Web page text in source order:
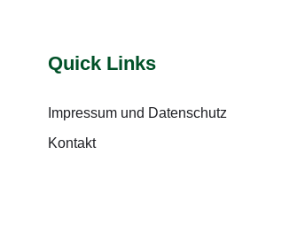
Quick Links
Impressum und Datenschutz
Kontakt